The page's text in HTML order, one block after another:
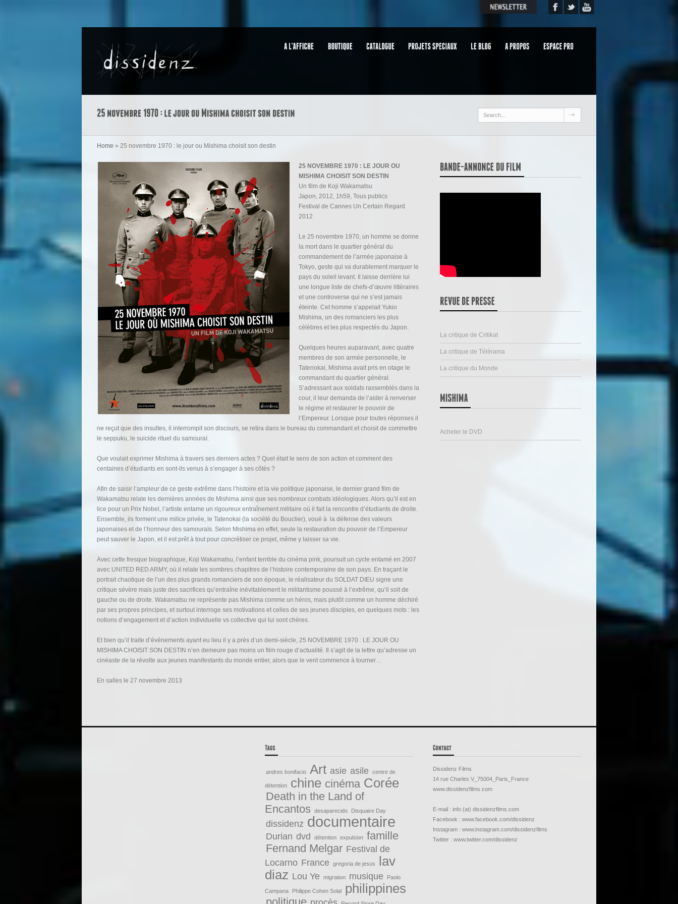
Home » 25 novembre 1970 : le jour ou Mishima choisit son destin
25 NOVEMBRE 1970 : LE JOUR OU
MISHIMA CHOISIT SON DESTIN
Un film de Koji Wakamatsu
Japon, 2012, 1h59, Tous publics
Festival de Cannes Un Certain Regard
2012
Le 25 novembre 1970, un homme se donne
la mort dans le quartier général du
commandement de l’armée japonaise à
Tokyo, geste qui va durablement marquer le
pays du soleil levant. Il laisse derrière lui
une longue liste de chefs-d’œuvre littéraires
et une controverse qui ne s’est jamais
éteinte. Cet homme s’appelait Yukio
Mishima, un des romanciers les plus
célèbres et les plus respectés du Japon.
Quelques heures auparavant, avec quatre
membres de son armée personnelle, le
Tatenokai, Mishima avait pris en otage le
commandant du quartier général.
S’adressant aux soldats rassemblés dans la
cour, il leur demanda de l’aider à renverser
le régime et restaurer le pouvoir de
l’Empereur. Lorsque pour toutes réponses il
ne reçut que des insultes, il interrompit son discours, se retira dans le bureau du commandant et choisit de commettre
le seppuku, le suicide rituel du samouraï.
Que voulait exprimer Mishima à travers ses derniers actes ? Quel était le sens de son action et comment des
centaines d’étudiants en sont-ils venus à s’engager à ses côtés ?
Afin de saisir l’ampleur de ce geste extrême dans l’histoire et la vie politique japonaise, le dernier grand film de
Wakamatsu relate les dernières années de Mishima ainsi que ses nombreux combats idéologiques. Alors qu’il est en
lice pour un Prix Nobel, l’artiste entame un rigoureux entraînement militaire où il fait la rencontre d’étudiants de droite.
Ensemble, ils forment une milice privée, le Tatenokai (la société du Bouclier), voué à la défense des valeurs
japonaises et de l’honneur des samouraïs. Selon Mishima en effet, seule la restauration du pouvoir de l’Empereur
peut sauver le Japon, et il est prêt à tout pour concrétiser ce projet, même y laisser sa vie.
Avec cette fresque biographique, Koji Wakamatsu, l’enfant terrible du cinéma pink, poursuit un cycle entamé en 2007
avec UNITED RED ARMY, où il relate les sombres chapitres de l’histoire contemporaine de son pays. En traçant le
portrait chaotique de l’un des plus grands romanciers de son époque, le réalisateur du SOLDAT DIEU signe une
critique sévère mais juste des sacrifices qu’entraîne inévitablement le militantisme poussé à l’extrême, qu’il soit de
gauche ou de droite. Wakamatsu ne représente pas Mishima comme un héros, mais plutôt comme un homme déchiré
par ses propres principes, et surtout interroge ses motivations et celles de ses jeunes disciples, en quelques mots : les
notions d’engagement et d’action individuelle vs collective qui lui sont chères.
Et bien qu’il traite d’événements ayant eu lieu il y a près d’un demi-siècle, 25 NOVEMBRE 1970 : LE JOUR OU
MISHIMA CHOISIT SON DESTIN n’en demeure pas moins un film rouge d’actualité. Il s’agit de la lettre qu’adresse un
cinéaste de la révolte aux jeunes manifestants du monde entier, alors que le vent commence à tourner…
En salles le 27 novembre 2013
La critique de Critikat
La critique de Télérama
La critique du Monde
Acheter le DVD
andres bonifacio Art asie asile centre de
détention chine cinéma Corée
Death in the Land of
Encantos
desaparecido Disquaire Day
dissidenz documentaire
Durian dvd détention expulsion
famille
Fernand Melgar Festival de
Locarno France gregoria de jesus
lav
diaz Lou Ye migration musique Paolo
Campana Philippe Cohen Solal philippines
Dissidenz Films
14 rue Charles V_75004_Paris_France
www.dissidenzfilms.com
E-mail : info (at) dissidenzfilms.com
Facebook : www.facebook.com/dissidenz
Instagram : www.instagram.com/dissidenzfilms
Twitter : www.twitter.com/dissidenz